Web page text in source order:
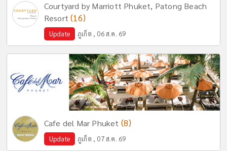
Courtyard by Marriott Phuket, Patong Beach
Resort(16)
Update ภูเก็ต , 06 ส.ค. 69
Cafe del Mar Phuket (8)
Update ภูเก็ต , 07 ส.ค. 69